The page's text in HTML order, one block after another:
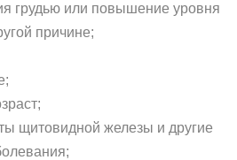
грудью или повышение уровня
причине;
щитовидной железы и другие